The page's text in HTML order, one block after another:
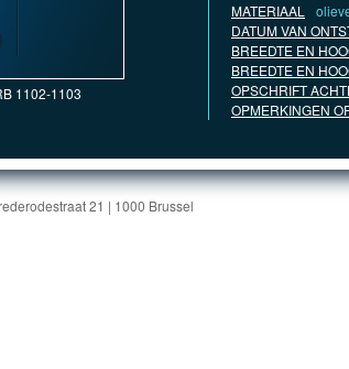
1102-1103
MATERIAAL
DATUM VAN
BREEDTE EN
BREEDTE EN
OPSCHRIFT
OPMERKINGEN
21 | 1000 Brussel